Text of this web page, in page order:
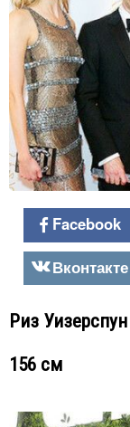
Facebook
Вконтакте
Риз Уизерспун
156 см